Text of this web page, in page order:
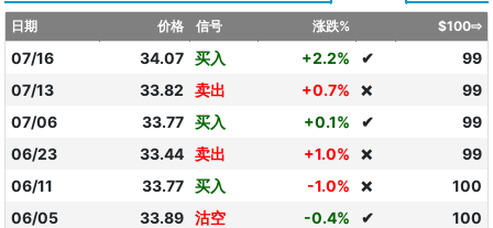
日期 价格 信号 涨跌% $100⇨
07/16 34.07 买入 +2.2% ✔
99
07/13
33.82 卖出 +0.7% ❌
99
07/06
33.77 买入 +0.1% ✔
99
06/23
33.44 卖出 +1.0% ❌
99
06/11
33.77 买入 -1.0% ❌
100
06/05
33.89 沽空 -0.4% ✔
100